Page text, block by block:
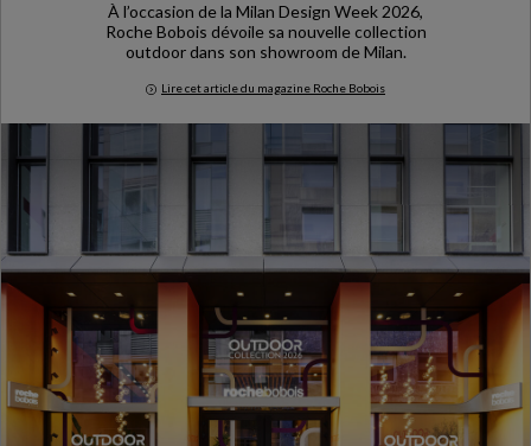
À l’occasion de la Milan Design Week 2026,
Roche Bobois dévoile sa nouvelle collection
outdoor dans son showroom de Milan.
Lire cet article du magazine Roche Bobois
Milan Design Week 2026